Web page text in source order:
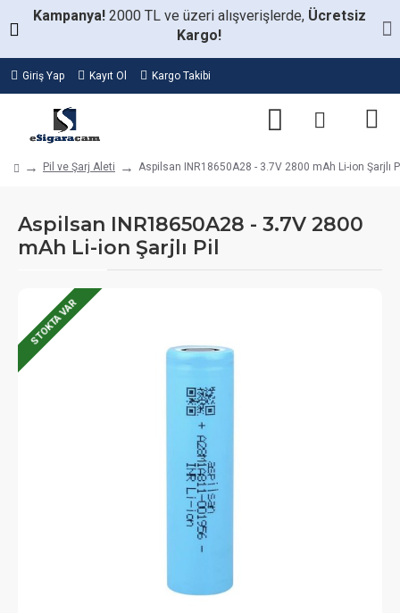
Kampanya! 2000 TL ve üzeri alışverişlerde, Ücretsiz
Kargo!
Giriş Yap Kayıt Ol Kargo Takibi
Pil ve Şarj Aleti Aspilsan INR18650A28 - 3.7V 2800 mAh Li-ion Şarjlı
Aspilsan INR18650A28 - 3.7V 2800
mAh Li-ion Şarjlı Pil
STOKTA VAR